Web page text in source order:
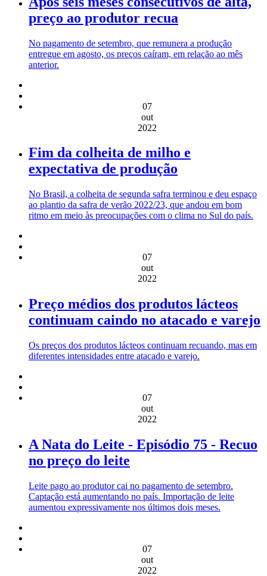
preço ao produtor recua
No pagamento de setembro, que remunera a produção
entregue em agosto, os preços caíram, em relação ao mês
anterior.
07
out
2022
Fim da colheita de milho e
expectativa de produção
No Brasil, a colheita de segunda safra terminou e deu espaço
ao plantio da safra de verão 2022/23, que andou em bom
ritmo em meio às preocupações com o clima no Sul do país.
07
out
2022
Preço médios dos produtos lácteos
continuam caindo no atacado e varejo
Os preços dos produtos lácteos continuam recuando, mas em
diferentes intensidades entre atacado e varejo.
07
out
2022
A Nata do Leite - Episódio 75 - Recuo
no preço do leite
Leite pago ao produtor cai no pagamento de setembro.
Captação está aumentando no país. Importação de leite
aumentou expressivamente nos últimos dois meses.
07
out
2022